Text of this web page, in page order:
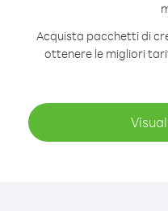
Acquista pacchetti di
ottenere le migliori